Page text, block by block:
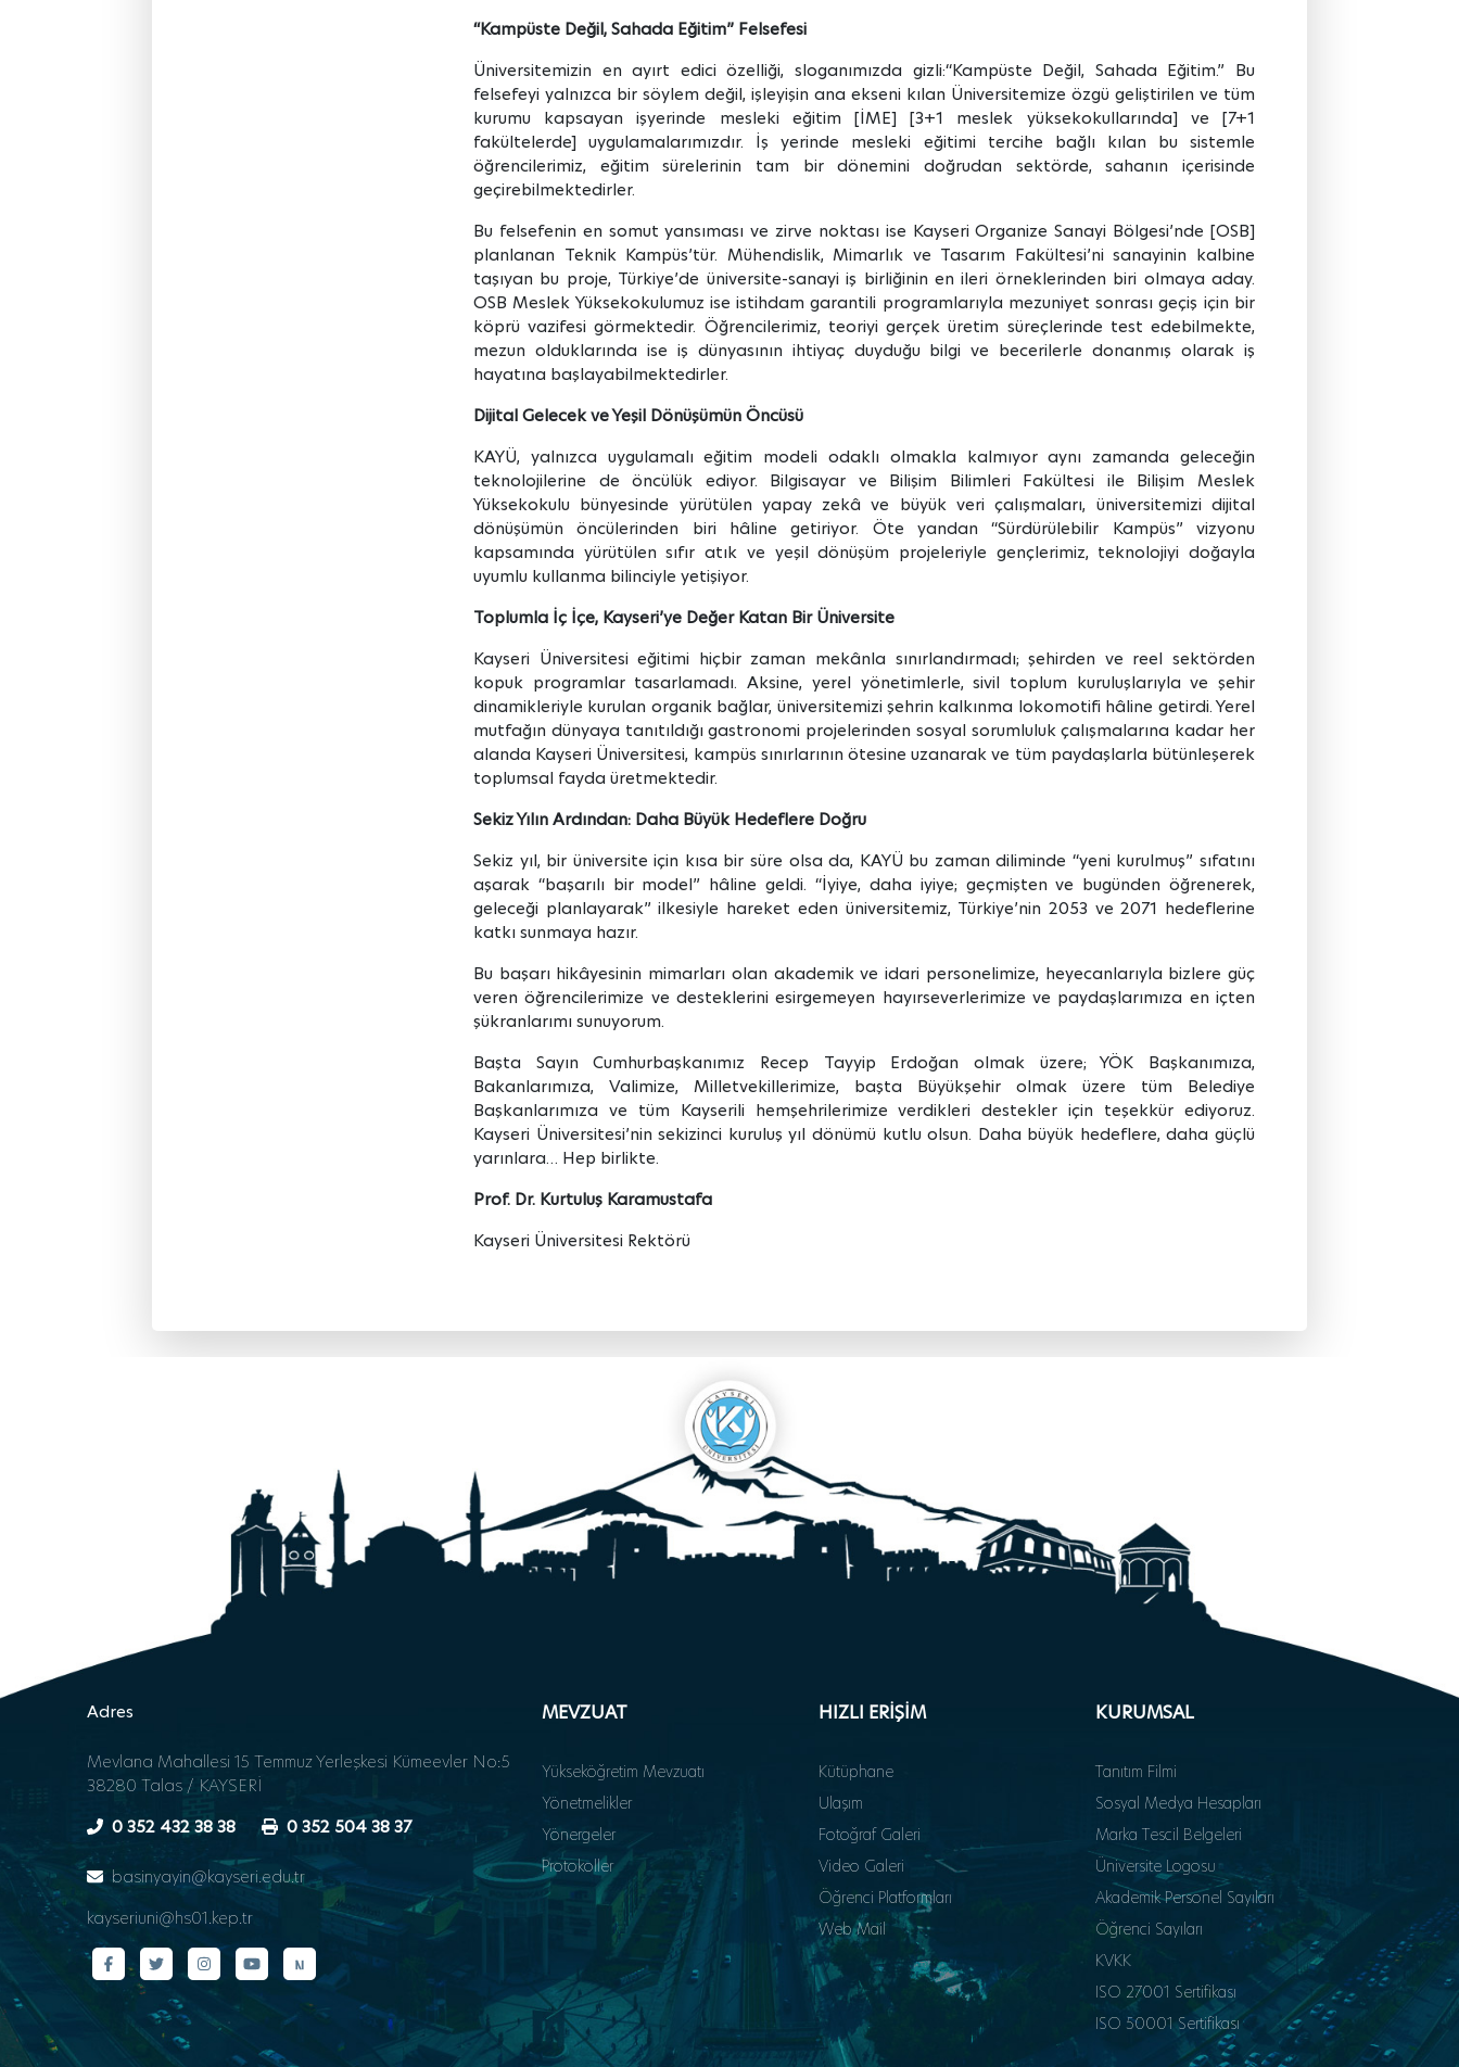
“Kampüste Değil, Sahada Eğitim” Felsefesi
Üniversitemizin en ayırt edici özelliği, sloganımızda gizli:“Kampüste Değil, Sahada Eğitim.” Bu
felsefeyi yalnızca bir söylem değil, işleyişin ana ekseni kılan Üniversitemize özgü geliştirilen ve tüm
kurumu kapsayan işyerinde mesleki eğitim [İME] [3+1 meslek yüksekokullarında] ve [7+1
fakültelerde] uygulamalarımızdır. İş yerinde mesleki eğitimi tercihe bağlı kılan bu sistemle
öğrencilerimiz, eğitim sürelerinin tam bir dönemini doğrudan sektörde, sahanın içerisinde
geçirebilmektedirler.
Bu felsefenin en somut yansıması ve zirve noktası ise Kayseri Organize Sanayi Bölgesi’nde [OSB]
planlanan Teknik Kampüs’tür. Mühendislik, Mimarlık ve Tasarım Fakültesi’ni sanayinin kalbine
taşıyan bu proje, Türkiye’de üniversite-sanayi iş birliğinin en ileri örneklerinden biri olmaya aday.
OSB Meslek Yüksekokulumuz ise istihdam garantili programlarıyla mezuniyet sonrası geçiş için bir
köprü vazifesi görmektedir. Öğrencilerimiz, teoriyi gerçek üretim süreçlerinde test edebilmekte,
mezun olduklarında ise iş dünyasının ihtiyaç duyduğu bilgi ve becerilerle donanmış olarak iş
hayatına başlayabilmektedirler.
Dijital Gelecek ve Yeşil Dönüşümün Öncüsü
KAYÜ, yalnızca uygulamalı eğitim modeli odaklı olmakla kalmıyor aynı zamanda geleceğin
teknolojilerine de öncülük ediyor. Bilgisayar ve Bilişim Bilimleri Fakültesi ile Bilişim Meslek
Yüksekokulu bünyesinde yürütülen yapay zekâ ve büyük veri çalışmaları, üniversitemizi dijital
dönüşümün öncülerinden biri hâline getiriyor. Öte yandan “Sürdürülebilir Kampüs” vizyonu
kapsamında yürütülen sıfır atık ve yeşil dönüşüm projeleriyle gençlerimiz, teknolojiyi doğayla
uyumlu kullanma bilinciyle yetişiyor.
Toplumla İç İçe, Kayseri’ye Değer Katan Bir Üniversite
Kayseri Üniversitesi eğitimi hiçbir zaman mekânla sınırlandırmadı; şehirden ve reel sektörden
kopuk programlar tasarlamadı. Aksine, yerel yönetimlerle, sivil toplum kuruluşlarıyla ve şehir
dinamikleriyle kurulan organik bağlar, üniversitemizi şehrin kalkınma lokomotifi hâline getirdi. Yerel
mutfağın dünyaya tanıtıldığı gastronomi projelerinden sosyal sorumluluk çalışmalarına kadar her
alanda Kayseri Üniversitesi, kampüs sınırlarının ötesine uzanarak ve tüm paydaşlarla bütünleşerek
toplumsal fayda üretmektedir.
Sekiz Yılın Ardından: Daha Büyük Hedeflere Doğru
Sekiz yıl, bir üniversite için kısa bir süre olsa da, KAYÜ bu zaman diliminde “yeni kurulmuş” sıfatını
aşarak “başarılı bir model” hâline geldi. “İyiye, daha iyiye; geçmişten ve bugünden öğrenerek,
geleceği planlayarak” ilkesiyle hareket eden üniversitemiz, Türkiye’nin 2053 ve 2071 hedeflerine
katkı sunmaya hazır.
Bu başarı hikâyesinin mimarları olan akademik ve idari personelimize, heyecanlarıyla bizlere güç
veren öğrencilerimize ve desteklerini esirgemeyen hayırseverlerimize ve paydaşlarımıza en içten
şükranlarımı sunuyorum.
Başta Sayın Cumhurbaşkanımız Recep Tayyip Erdoğan olmak üzere; YÖK Başkanımıza,
Bakanlarımıza, Valimize, Milletvekillerimize, başta Büyükşehir olmak üzere tüm Belediye
Başkanlarımıza ve tüm Kayserili hemşehrilerimize verdikleri destekler için teşekkür ediyoruz.
Kayseri Üniversitesi’nin sekizinci kuruluş yıl dönümü kutlu olsun. Daha büyük hedeflere, daha güçlü
yarınlara… Hep birlikte.
Prof. Dr. Kurtuluş Karamustafa
Kayseri Üniversitesi Rektörü
Adres
Mevlana Mahallesi 15 Temmuz Yerleşkesi Kümeevler No:5
38280 Talas / KAYSERİ
0 352 432 38 38
0 352 504 38 37
basinyayin@kayseri.edu.tr
kayseriuni@hs01.kep.tr
MEVZUAT
Yükseköğretim Mevzuatı
Yönetmelikler
Yönergeler
Protokoller
HIZLI ERİŞİM
Kütüphane
Ulaşım
Fotoğraf Galeri
Video Galeri
Öğrenci Platformları
Web Mail
KURUMSAL
Tanıtım Filmi
Sosyal Medya Hesapları
Marka Tescil Belgeleri
Üniversite Logosu
Akademik Personel Sayıları
Öğrenci Sayıları
KVKK
ISO 27001 Sertifikası
ISO 50001 Sertifikası